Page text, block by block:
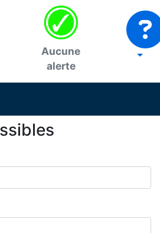
Aucune
alerte